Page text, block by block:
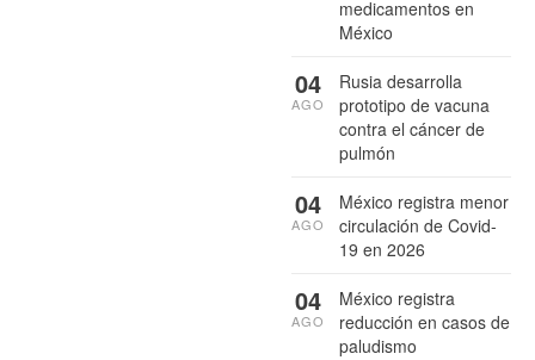
medicamentos en
México
Rusia desarrolla
prototipo de vacuna
contra el cáncer de
pulmón
04
AGO
México registra menor
circulación de Covid-
19 en 2026
04
AGO
México registra
reducción en casos de
paludismo
04
AGO